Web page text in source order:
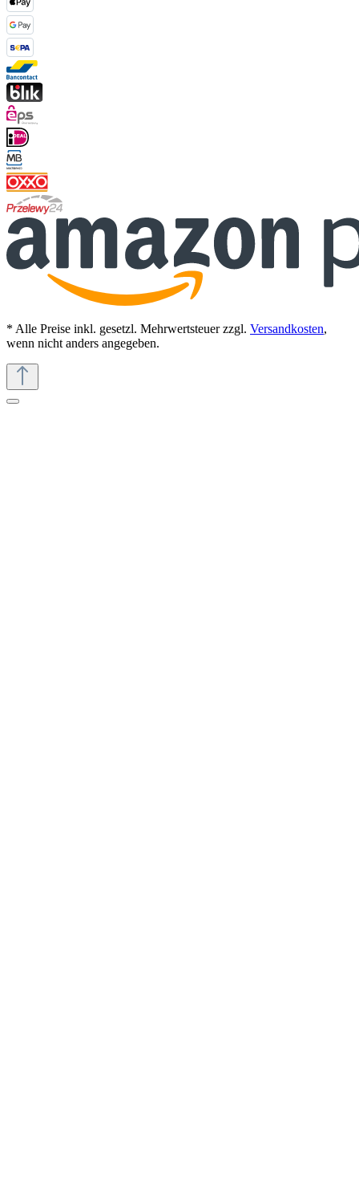
* Alle Preise inkl. gesetzl. Mehrwertsteuer zzgl. Versandkosten,
wenn nicht anders angegeben.